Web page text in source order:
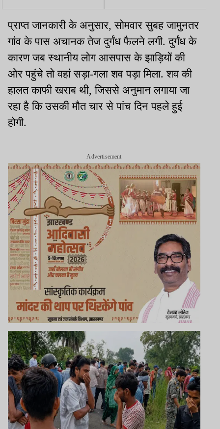
खड़े कई लोगों को रौंदा, घायल
रोहित से आज व कल ED
करेगी पूछताछ
प्राप्त जानकारी के अनुसार, सोमवार सुबह जामुनतर
गांव के पास अचानक तेज दुर्गंध फैलने लगी. दुर्गंध के
कारण जब स्थानीय लोग आसपास के झाड़ियों की
ओर पहुंचे तो वहां सड़ा-गला शव पड़ा मिला. शव की
हालत काफी खराब थी, जिससे अनुमान लगाया जा
रहा है कि उसकी मौत चार से पांच दिन पहले हुई
होगी.
Advertisement